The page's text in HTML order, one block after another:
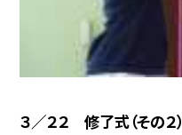
３／２２ 修了式（その２）